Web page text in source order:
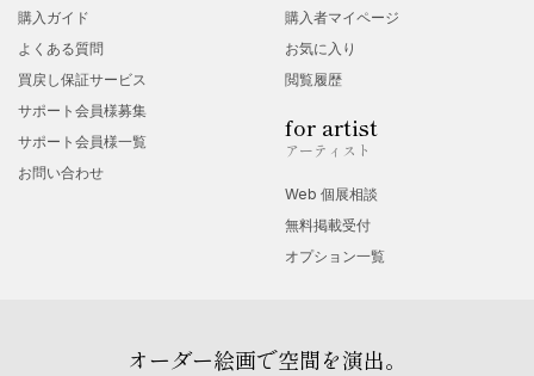
購入ガイド
よくある質問
買戻し保証サービス
サポート会員様募集
サポート会員様一覧
お問い合わせ
購入者マイページ
お気に入り
閲覧履歴
for artist
アーティスト
Web 個展相談
無料掲載受付
オプション一覧
オーダー絵画で空間を演出。